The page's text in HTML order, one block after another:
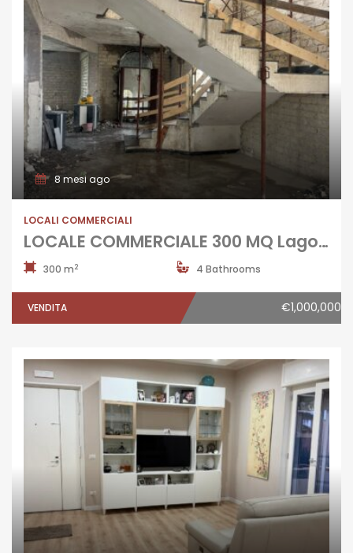
8 mesi ago
LOCALI COMMERCIALI
LOCALE COMMERCIALE 300 MQ Lago Patria-Via Lago Patria
300 m2 4 Bathrooms
VENDITA €1,000,000